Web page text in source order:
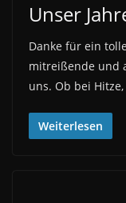
Unser
Danke für ein
mitreißende und
uns. Ob bei
Weiterlesen